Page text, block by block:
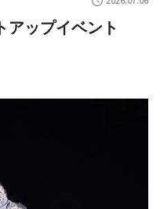
アップイベント